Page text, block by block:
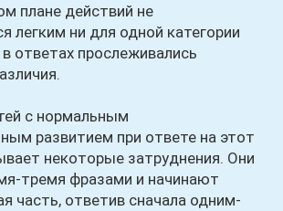
плане действий не
легким ни для одной категории
ответах прослеживались
с нормальным
развитием при ответе на этот
некоторые затруднения. Они
тремя фразами и начинают
часть, ответив сначала одним-